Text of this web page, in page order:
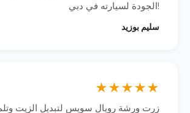
الجودة لسيارته في دبي!
سليم بوزيد
★★★★★
زرت ورشة رويال سويس لتبديل الزيت